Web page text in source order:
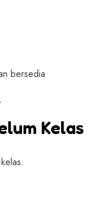
bersedia
Kelas